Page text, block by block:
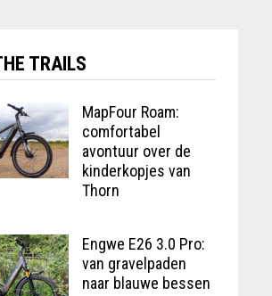
TRAILS
MapFour Roam:
comfortabel
avontuur over de
kinderkopjes van
Thorn
Engwe E26 3.0 Pro:
van gravelpaden
naar blauwe bessen